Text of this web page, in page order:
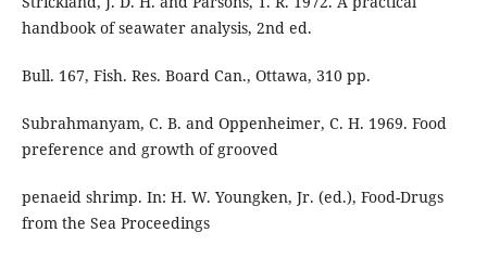
handbook of seawater analysis, 2nd ed.
Bull. 167, Fish. Res. Board Can., Ottawa, 310 pp.
Subrahmanyam, C. B. and Oppenheimer, C. H. 1969. Food
preference and growth of grooved
penaeid shrimp. In: H. W. Youngken, Jr. (ed.), Food-Drugs
from the Sea Proceedings